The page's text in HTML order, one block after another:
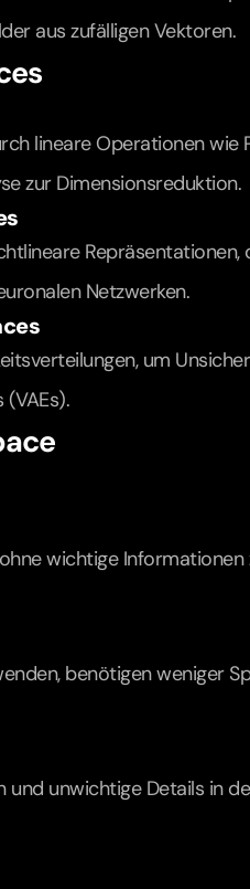
aus zufälligen Vektoren.
lineare Operationen wie
zur Dimensionsreduktion.
Netzwerken.
um
wichtige Informationen
benötigen weniger
und unwichtige Details in